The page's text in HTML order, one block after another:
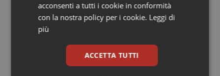
Tumore ovarico
Tumori del Polmone & Testa Collo
Tumori gastrointestinali
Potrebbe interessarti in
Lombardia
acconsenti a tutti i cookie in conformità
con la nostra policy per i cookie. Leggi di
più
ACCETTA TUTTI